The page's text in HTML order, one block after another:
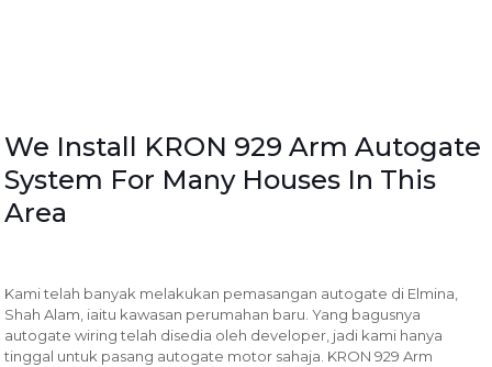
We Install KRON 929 Arm Autogate
System For Many Houses In This
Area
Kami telah banyak melakukan pemasangan autogate di Elmina,
Shah Alam, iaitu kawasan perumahan baru. Yang bagusnya
autogate wiring telah disedia oleh developer, jadi kami hanya
tinggal untuk pasang autogate motor sahaja. KRON 929 Arm